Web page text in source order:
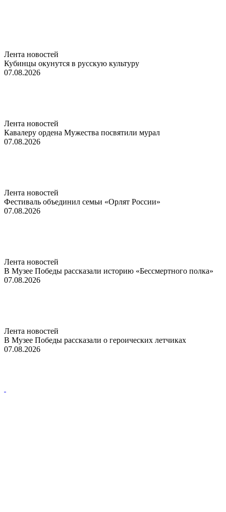
Лента новостей
Кубинцы окунутся в русскую культуру
07.08.2026
Лента новостей
Кавалеру ордена Мужества посвятили мурал
07.08.2026
Лента новостей
Фестиваль объединил семьи «Орлят России»
07.08.2026
Лента новостей
В Музее Победы рассказали историю «Бессмертного полка»
07.08.2026
Лента новостей
В Музее Победы рассказали о героических летчиках
07.08.2026